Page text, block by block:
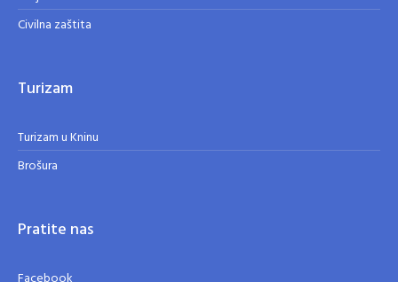
Civilna zaštita
Turizam
Turizam u Kninu
Brošura
Pratite nas